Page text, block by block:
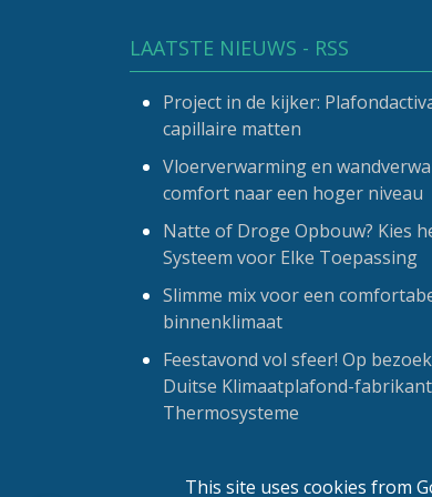
LAATSTE NIEUWS - RSS
Project in de kijker:
capillaire matten
Vloerverwarming en
comfort naar een hoger niveau
Natte of Droge Opbouw? Kies
Systeem voor Elke Toepassing
Slimme mix voor een
binnenklimaat
Feestavond vol sfeer! Op
Duitse Klimaatplafond-
Thermosysteme
This site uses cookies from